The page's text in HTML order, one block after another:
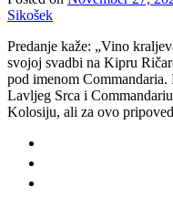
Sikošek
Predanje kaže: „Vino
svojoj svadbi na Kipru
pod imenom
Lavljeg Srca i
Kolosiju, ali za ovo